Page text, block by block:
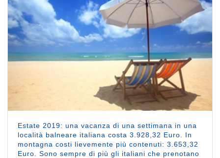
Estate 2019: una vacanza di una settimana in una
località balneare italiana costa 3.928,32 Euro. In
montagna costi lievemente più contenuti: 3.653,32
Euro. Sono sempre di più gli italiani che prenotano